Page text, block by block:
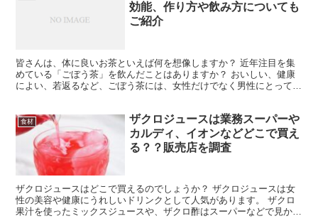
効能、作り方や飲み方についても
ご紹介
皆さんは、体に良いお茶といえば何を想像しますか？ 近年注目を集
めている「ごぼう茶」を飲んだことはありますか？ おいしい、健康
によい、若返るなど、ごぼう茶には、女性だけでなく男性にとっても
食材
ザクロジュースは業務スーパーや
カルディ、イオンなどどこで買え
る？？販売店を調査
ザクロジュースはどこで買えるのでしょうか？ ザクロジュースは女
性の美容や健康にうれしいドリンクとして人気があります。 ザクロ
果汁を使ったミックスジュースや、ザクロ酢はスーパーなどで見かけ